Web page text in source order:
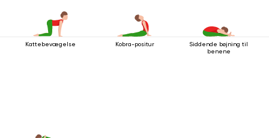
Kattebevægelse Kobra-positur
Siddende bøjning til
benene